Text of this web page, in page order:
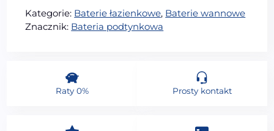
Kategorie: Baterie łazienkowe, Baterie wannowe
Znacznik: Bateria podtynkowa
Raty 0% Prosty kontakt